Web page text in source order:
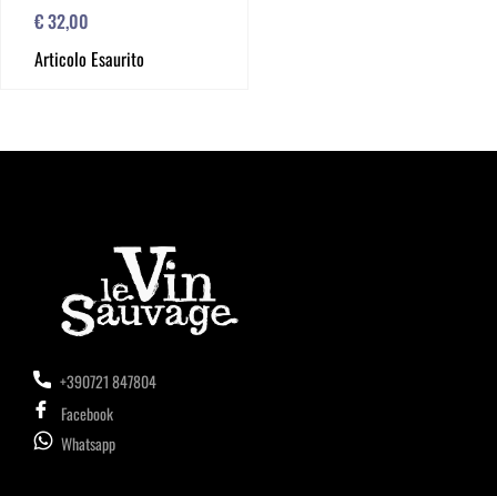
€ 32,00
Articolo Esaurito
+390721 847804
Facebook
Whatsapp